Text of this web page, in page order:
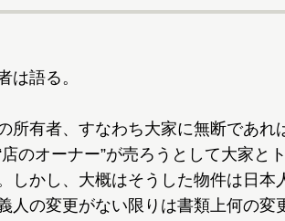
語る。
所有者、すなわち大家に無断であ
のオーナー”が売ろうとして大家と
しかし、大概はそうした物件は日本
人の変更がない限りは書類上何の